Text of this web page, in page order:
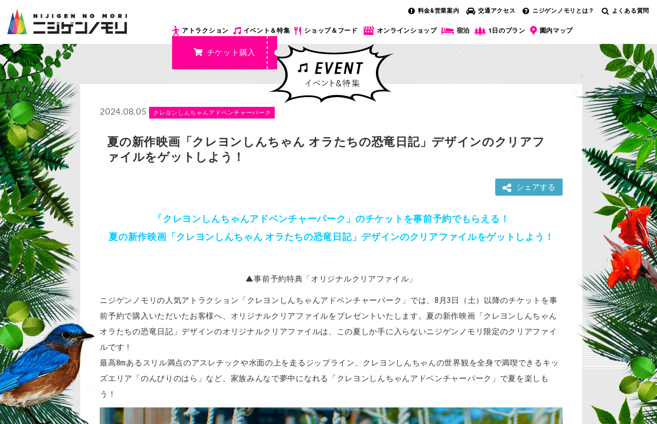
料金&営業案内 交通アクセス ニジゲンノモリとは？ よくある質問
アトラクション イベント＆特集 ショップ＆フード オンラインショップ 宿泊 1日のプラン 園内マップ
チケット購入
2024.08.05 クレヨンしんちゃんアドベンチャーパーク
夏の新作映画「クレヨンしんちゃん オラたちの恐竜日記」デザインのクリアフ
ァイルをゲットしよう！
シェアする
「クレヨンしんちゃんアドベンチャーパーク」のチケットを事前予約でもらえる！
夏の新作映画「クレヨンしんちゃん オラたちの恐竜日記」デザインのクリアファイルをゲットしよう！
▲事前予約特典「オリジナルクリアファイル」
ニジゲンノモリの人気アトラクション「クレヨンしんちゃんアドベンチャーパーク」では、8月3日（土）以降のチケットを事
前予約で購入いただいたお客様へ、オリジナルクリアファイルをプレゼントいたします。夏の新作映画「クレヨンしんちゃん
オラたちの恐竜日記」デザインのオリジナルクリアファイルは、この夏しか手に入らないニジゲンノモリ限定のクリアファイ
ルです！
最高8mあるスリル満点のアスレチックや水面の上を走るジップライン、クレヨンしんちゃんの世界観を全身で満喫できるキッ
ズエリア「のんびりのはら」など、家族みんなで夢中になれる「クレヨンしんちゃんアドベンチャーパーク」で夏を楽しも
う！